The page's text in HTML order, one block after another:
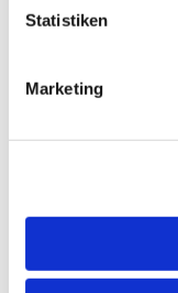
Statistiken
Marketing